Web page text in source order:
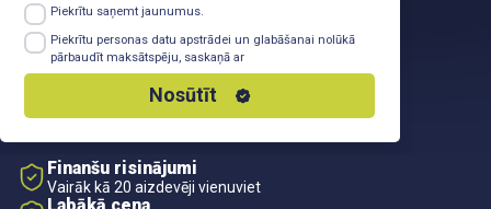
Piekrītu saņemt jaunumus.
Piekrītu personas datu apstrādei un glabāšanai nolūkā
pārbaudīt maksātspēju, saskaņā ar
Nosūtīt
Finanšu risinājumi
Vairāk kā 20 aizdevēji vienuviet